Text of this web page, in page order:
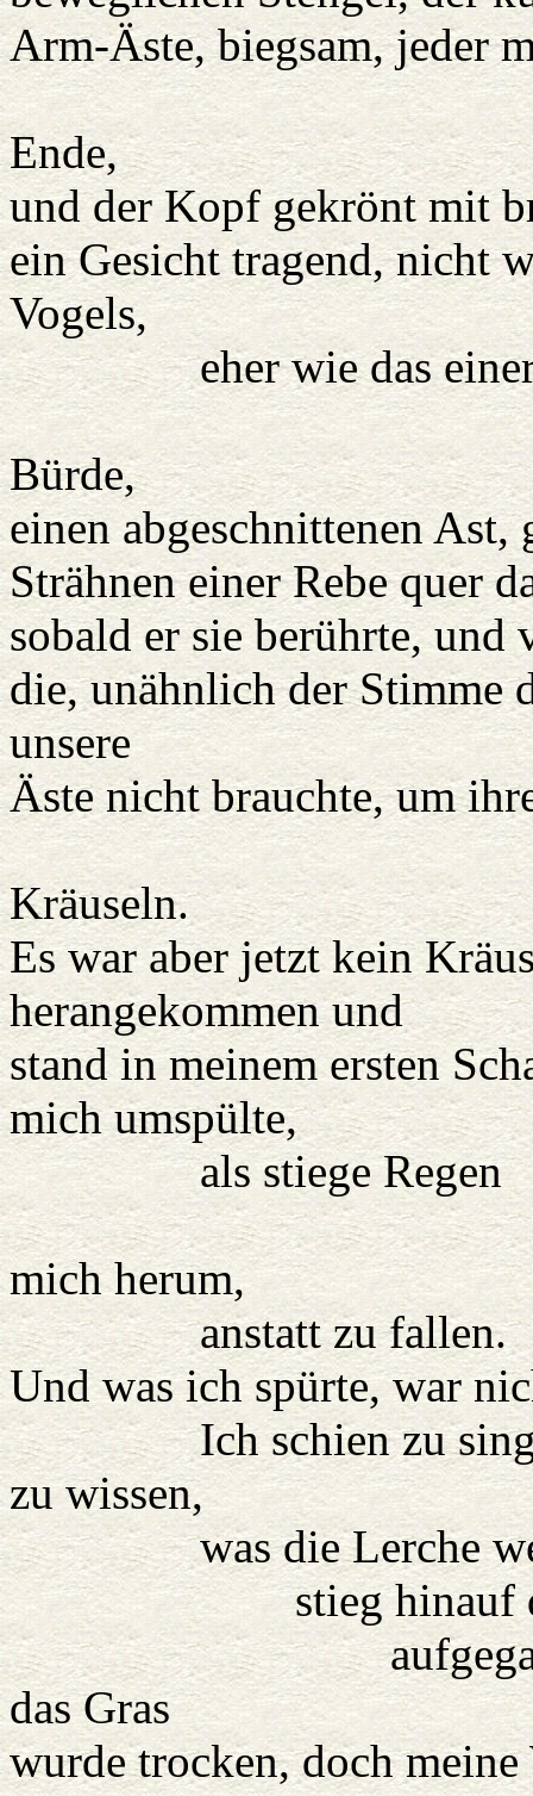
Arm-Äste, biegsam, jeder
Ende,
und der Kopf gekrönt mit
ein Gesicht tragend, nicht
Vogels,
eher wie das einer
Er
Bürde,
einen abgeschnittenen Ast,
Strähnen einer Rebe quer
sobald er sie berührte, und
die, unähnlich der Stimme
unsere
Äste nicht brauchte, um
Kräuseln.
Es war aber jetzt kein
herangekommen und
stand in meinem ersten
mich umspülte,
als stiege Regen
empor
mich herum,
anstatt zu fallen.
Und was ich spürte, war
Ich schien zu singen,
zu wissen,
was die Lerche weiß;
stieg hinauf der
aufgegangen
das Gras
wurde trocken, doch